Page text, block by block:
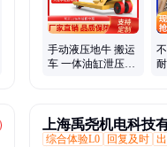
电动葫芦、电动葫芦、电
手动液压地牛 搬运
车 一体油缸泄压方
上海禹尧机电科技
综合体验L0
回复及时